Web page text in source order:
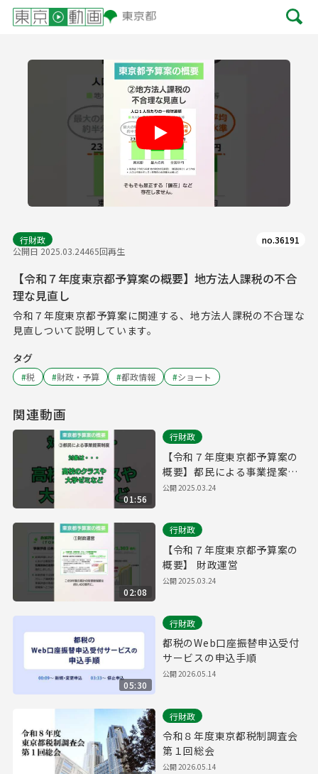
行財政
公開日 2025.03.24465回再生
no.36191
【令和７年度東京都予算案の概要】地方法人課税の不合
理な見直し
令和７年度東京都予算案に関連する、地方法人課税の不合理な
見直しついて説明しています。
タグ
#税 #財政・予算 #都政情報 #ショート
関連動画
01:56
行財政
【令和７年度東京都予算案の
概要】都民による事業提案制
度
公開2025.03.24
02:08
行財政
【令和７年度東京都予算案の
概要】 財政運営
公開2025.03.24
05:30
行財政
都税のWeb口座振替申込受付
サービスの申込手順
公開2026.05.14
行財政
令和８年度東京都税制調査会
第１回総会
公開2026.05.14